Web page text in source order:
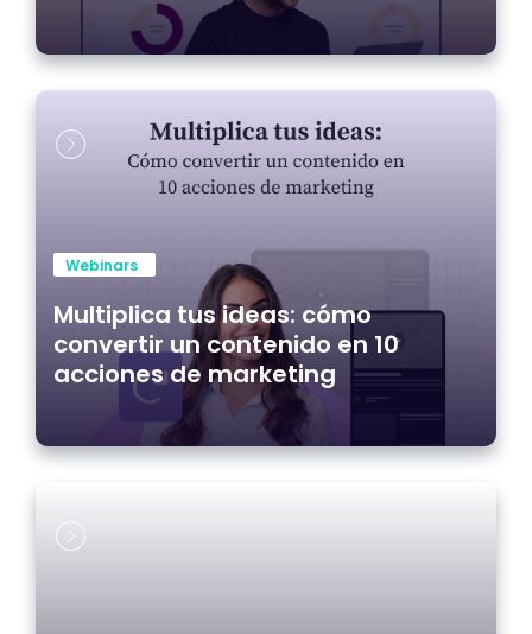
Webinars
Multiplica tus ideas: cómo
convertir un contenido en 10
acciones de marketing